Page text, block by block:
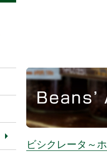
ビシクレータ～